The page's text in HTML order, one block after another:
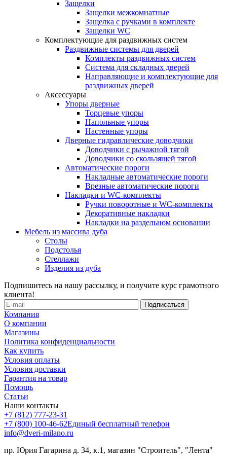
Защелки
Защелки межкомнатные
Защелка с ручками в комплекте
Защелки WC
Комплектующие для раздвижных систем
Раздвижные системы для дверей
Комплекты раздвижных систем
Система для складных дверей
Направляющие и комплектующие для
раздвижных дверей
Аксессуары
Упоры дверные
Торцевые упоры
Напольные упоры
Настенные упоры
Дверные гидравлические доводчики
Доводчики с рычажной тягой
Доводчики со скользящей тягой
Автоматические пороги
Накладные автоматические пороги
Врезные автоматические пороги
Накладки и WC-комплекты
Ручки поворотные и WC-комплекты
Декоративные накладки
Накладки на раздельном основании
Мебель из массива дуба
Столы
Подстолья
Стеллажи
Изделия из дуба
Подпишитесь на нашу рассылку, и получите курс грамотного
клиента!
Компания
О компании
Магазины
Политика конфиденциальности
Как купить
Условия оплаты
Условия доставки
Гарантия на товар
Помощь
Статьи
Наши контакты
+7 (812) 777-23-31
+7 (800) 100-46-62Единый бесплатный телефон
info@dveri-milano.ru
пр. Юрия Гагарина д. 34, к.1, магазин "Строитель", "Лента"